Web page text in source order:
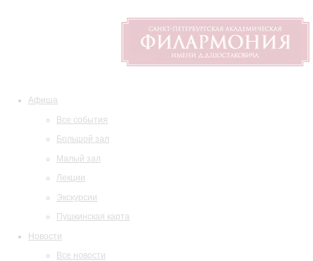
Афиша
Все события
Большой зал
Малый зал
Лекции
Экскурсии
Пушкинская карта
Новости
Все новости